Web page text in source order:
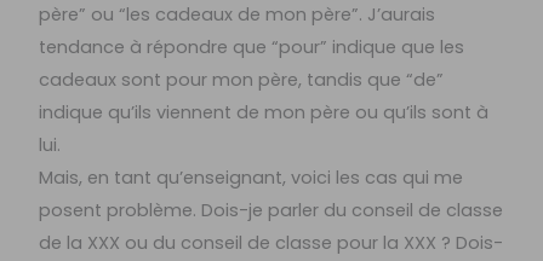
père” ou “les cadeaux de mon père”. J’aurais
tendance à répondre que “pour” indique que les
cadeaux sont pour mon père, tandis que “de”
indique qu’ils viennent de mon père ou qu’ils sont à
lui.
Mais, en tant qu’enseignant, voici les cas qui me
posent problème. Dois-je parler du conseil de classe
de la XXX ou du conseil de classe pour la XXX ? Dois-